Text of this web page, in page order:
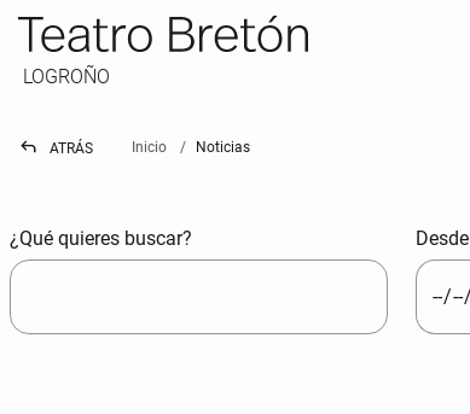
LOGROÑO
reply ATRÁS Inicio Noticias
BUSCADOR DE NOTICIAS
¿Qué quieres buscar? Desde